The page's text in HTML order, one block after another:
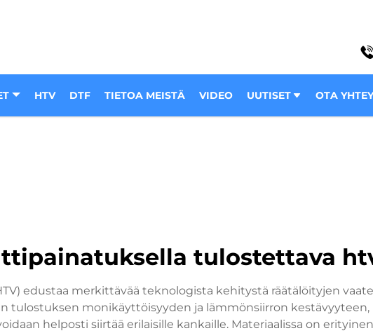
HTV DTF TIETOA MEISTÄ VIDEO UUTISET OTA
tulostettava
edustaa merkittävää teknologista kehitystä räätälöityjen
tulostuksen monikäyttöisyyden ja lämmönsiirron
helposti siirtää erilaisille kankaille. Materiaalissa on